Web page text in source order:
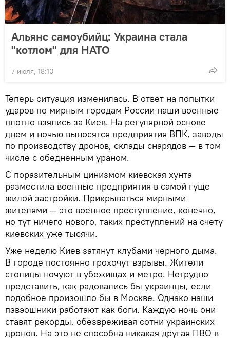
Альянс самоубийц: Украина стала
"котлом" для НАТО
7 июля, 18:10
Теперь ситуация изменилась. В ответ на попытки
ударов по мирным городам России наши военные
плотно взялись за Киев. На регулярной основе
днем и ночью выносятся предприятия ВПК, заводы
по производству дронов, склады снарядов — в том
числе с обедненным ураном.
С поразительным цинизмом киевская хунта
разместила военные предприятия в самой гуще
жилой застройки. Прикрываться мирными
жителями — это военное преступление, конечно,
но тут ничего нового, таких преступлений на счету
киевских уже тысячи.
Уже неделю Киев затянут клубами черного дыма.
В городе постоянно грохочут взрывы. Жители
столицы ночуют в убежищах и метро. Нетрудно
представить, как радовались бы украинцы, если
подобное произошло бы в Москве. Однако наши
пэвэошники работают как боги. Каждую ночь они
ставят рекорды, обезвреживая сотни украинских
дронов. На это не способна никакая другая ПВО в